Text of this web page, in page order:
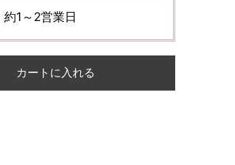
約1～2営業日
カートに入れる